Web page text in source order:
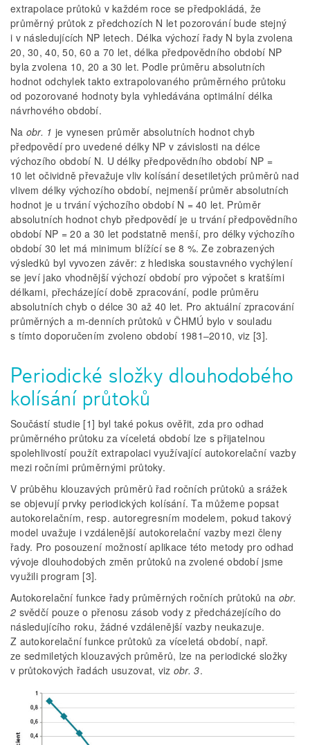
extrapolace průtoků v každém roce se předpokládá, že
průměrný průtok z předchozích N let pozorování bude stejný
i v následujících NP letech. Délka výchozí řady N byla zvolena
20, 30, 40, 50, 60 a 70 let, délka předpovědního období NP
byla zvolena 10, 20 a 30 let. Podle průměru absolutních
hodnot odchylek takto extrapolovaného průměrného průtoku
od pozorované hodnoty byla vyhledávána optimální délka
návrhového období.
Na obr. 1 je vynesen průměr absolutních hodnot chyb
předpovědí pro uvedené délky NP v závislosti na délce
výchozího období N. U délky předpovědního období NP =
10 let očividně převažuje vliv kolísání desetiletých průměrů nad
vlivem délky výchozího období, nejmenší průměr absolutních
hodnot je u trvání výchozího období N = 40 let. Průměr
absolutních hodnot chyb předpovědí je u trvání předpovědního
období NP = 20 a 30 let podstatně menší, pro délky výchozího
období 30 let má minimum blížící se 8 %. Ze zobrazených
výsledků byl vyvozen závěr: z hlediska soustavného vychýlení
se jeví jako vhodnější výchozí období pro výpočet s kratšími
délkami, přecházející době zpracování, podle průměru
absolutních chyb o délce 30 až 40 let. Pro aktuální zpracování
průměrných a m-denních průtoků v ČHMÚ bylo v souladu
s tímto doporučením zvoleno období 1981–2010, viz [3].
Periodické složky dlouhodobého
kolísání průtoků
Součástí studie [1] byl také pokus ověřit, zda pro odhad
průměrného průtoku za víceletá období lze s přijatelnou
spolehlivostí použít extrapolaci využívající autokorelační vazby
mezi ročními průměrnými průtoky.
V průběhu klouzavých průměrů řad ročních průtoků a srážek
se objevují prvky periodických kolísání. Ta můžeme popsat
autokorelačním, resp. autoregresním modelem, pokud takový
model uvažuje i vzdálenější autokorelační vazby mezi členy
řady. Pro posouzení možností aplikace této metody pro odhad
vývoje dlouhodobých změn průtoků na zvolené období jsme
využili program [3].
Autokorelační funkce řady průměrných ročních průtoků na obr.
2 svědčí pouze o přenosu zásob vody z předcházejícího do
následujícího roku, žádné vzdálenější vazby neukazuje.
Z autokorelační funkce průtoků za víceletá období, např.
ze sedmiletých klouzavých průměrů, lze na periodické složky
v průtokových řadách usuzovat, viz obr. 3.